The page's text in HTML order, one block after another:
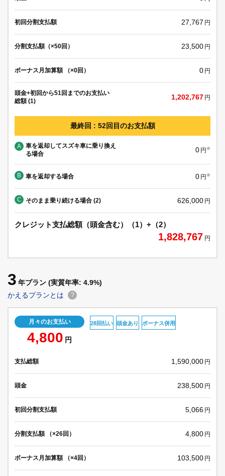
初回分割支払額 27,767 円
分割支払額（×50回） 23,500 円
ボーナス月加算額 （×0回） 0 円
頭金+初回から51回までのお支払い
総額 (1)
1,202,767 円
最終回 : 52回目のお支払額
A
車を返却してスズキ車に乗り換え
る場合
0 円 ※
B 車を返却する場合 0 円 ※
C そのまま乗り続ける場合 (2) 626,000 円
クレジット支払総額（頭金含む）（1）+（2）
1,828,767 円
3 年プラン (実質年率: 4.9%)
かえるプランとは
?
月々のお支払い
4,800 円
28回払い 頭金あり ボーナス併用
支払総額 1,590,000 円
頭金 238,500 円
初回分割支払額 5,066 円
分割支払額 （×26回） 4,800 円
ボーナス月加算額 （×4回） 103,500 円